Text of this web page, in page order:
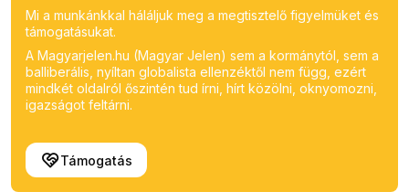
Mi a munkánkkal háláljuk meg a megtisztelő figyelmüket és
támogatásukat.
A Magyarjelen.hu (Magyar Jelen) sem a kormánytól, sem a
balliberális, nyíltan globalista ellenzéktől nem függ, ezért
mindkét oldalról őszintén tud írni, hírt közölni, oknyomozni,
igazságot feltárni.
Támogatás